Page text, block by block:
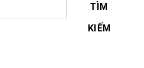
TÌM
KIẾM